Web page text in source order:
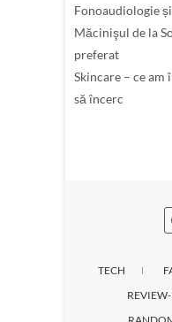
Fonoaudiologie
Măcinişul de la
preferat
Skincare – ce am
să încerc
TECH